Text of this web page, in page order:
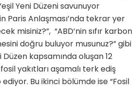
Yeni Düzeni savunuyor
Paris Anlaşması’nda tekrar yer
misiniz?”, “ABD’nin sıfır karbon
doğru buluyor musunuz?” gibi
kapsamında oluşan 12
yakıtları aşamalı terk ediş
ediyor. Bu ikinci bölümde ise “Fosil